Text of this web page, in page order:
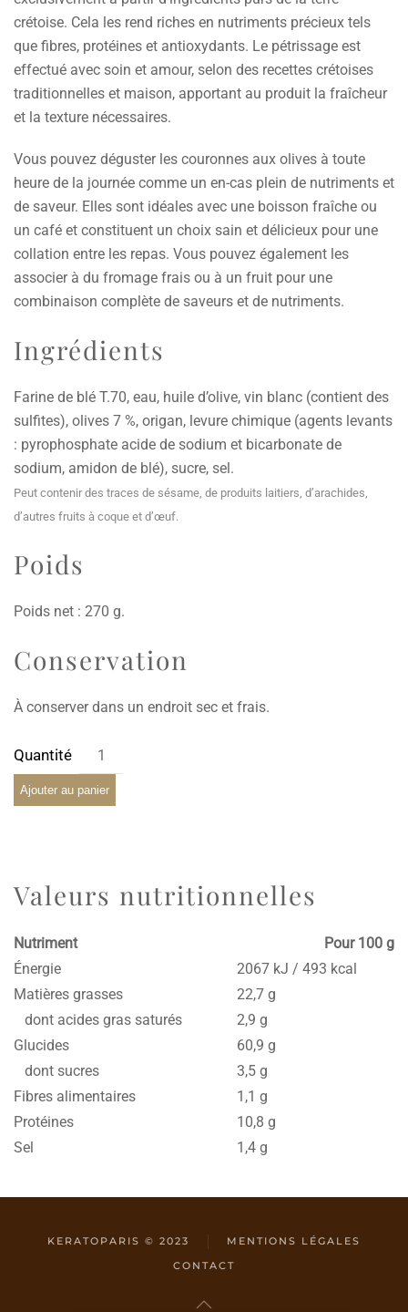
crétoise. Cela les rend riches en nutriments précieux tels
que fibres, protéines et antioxydants. Le pétrissage est
effectué avec soin et amour, selon des recettes crétoises
traditionnelles et maison, apportant au produit la fraîcheur
et la texture nécessaires.
Vous pouvez déguster les couronnes aux olives à toute
heure de la journée comme un en-cas plein de nutriments et
de saveur. Elles sont idéales avec une boisson fraîche ou
un café et constituent un choix sain et délicieux pour une
collation entre les repas. Vous pouvez également les
associer à du fromage frais ou à un fruit pour une
combinaison complète de saveurs et de nutriments.
Ingrédients
Farine de blé T.70, eau, huile d’olive, vin blanc (contient des
sulfites), olives 7 %, origan, levure chimique (agents levants
: pyrophosphate acide de sodium et bicarbonate de
sodium, amidon de blé), sucre, sel.
Peut contenir des traces de sésame, de produits laitiers, d’arachides,
d’autres fruits à coque et d’œuf.
Poids
Poids net : 270 g.
Conservation
À conserver dans un endroit sec et frais.
Ajouter au panier
Valeurs nutritionnelles
Nutriment
Pour 100 g
Énergie
2067 kJ / 493 kcal
Matières grasses
22,7 g
dont acides gras saturés
2,9 g
Glucides
60,9 g
dont sucres
3,5 g
Fibres alimentaires
1,1 g
Protéines
10,8 g
Sel
1,4 g
KERATOPARIS © 2023
MENTIONS LÉGALES
CONTACT